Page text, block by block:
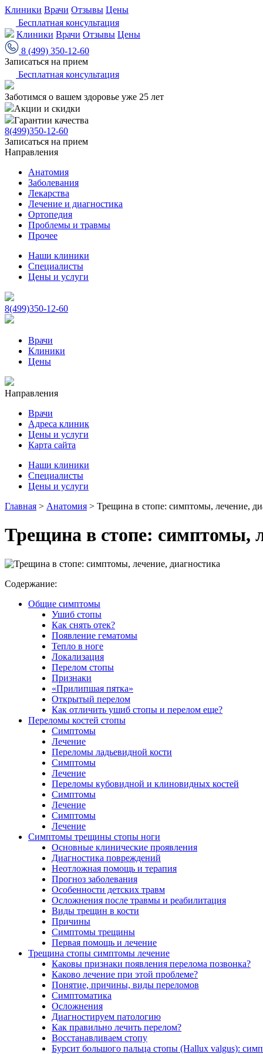
Клиники Врачи Отзывы Цены
Бесплатная консультация
Клиники Врачи Отзывы Цены
8 (499) 350-12-60
Записаться на прием
Бесплатная консультация
Заботимся о вашем здоровье уже 25 лет
Акции и скидки
Гарантии качества
8(499)350-12-60
Записаться на прием
Направления
Анатомия
Заболевания
Лекарства
Лечение и диагностика
Ортопедия
Проблемы и травмы
Прочее
Наши клиники
Специалисты
Цены и услуги
8(499)350-12-60
Врачи
Клиники
Цены
Направления
Врачи
Адреса клиник
Цены и услуги
Карта сайта
Наши клиники
Специалисты
Цены и услуги
Главная > Анатомия > Трещина в стопе: симптомы, лечение,
Трещина в стопе: симптомы,
Содержание:
Общие симптомы
Ушиб стопы
Как снять отек?
Появление гематомы
Тепло в ноге
Локализация
Перелом стопы
Признаки
«Прилипшая пятка»
Открытый перелом
Как отличить ушиб стопы и перелом еще?
Переломы костей стопы
Симптомы
Лечение
Переломы ладьевидной кости
Симптомы
Лечение
Переломы кубовидной и клиновидных костей
Симптомы
Лечение
Симптомы
Лечение
Симптомы трещины стопы ноги
Основные клинические проявления
Диагностика повреждений
Неотложная помощь и терапия
Прогноз заболевания
Особенности детских травм
Осложнения после травмы и реабилитация
Виды трещин в кости
Причины
Симптомы трещины
Первая помощь и лечение
Трещина стопы симптомы лечение
Каковы признаки появления перелома позвонка?
Каково лечение при этой проблеме?
Понятие, причины, виды переломов
Симптоматика
Осложнения
Диагностируем патологию
Как правильно лечить перелом?
Восстанавливаем стопу
Бурсит большого пальца стопы (Hallux valgus):